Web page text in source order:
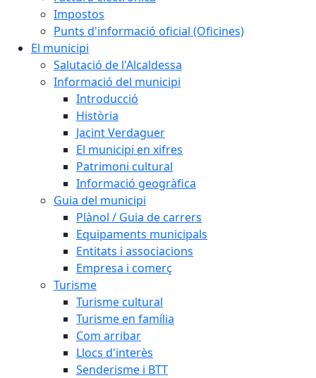
Impostos
Punts d'informació oficial (Oficines)
El municipi
Salutació de l'Alcaldessa
Informació del municipi
Introducció
Història
Jacint Verdaguer
El municipi en xifres
Patrimoni cultural
Informació geogràfica
Guia del municipi
Plànol / Guia de carrers
Equipaments municipals
Entitats i associacions
Empresa i comerç
Turisme
Turisme cultural
Turisme en família
Com arribar
Llocs d'interès
Senderisme i BTT